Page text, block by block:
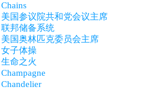
Chains
美国参议院共和党会议主席
联邦储备系统
美国奥林匹克委员会主席
女子体操
生命之火
Champagne
Chandelier